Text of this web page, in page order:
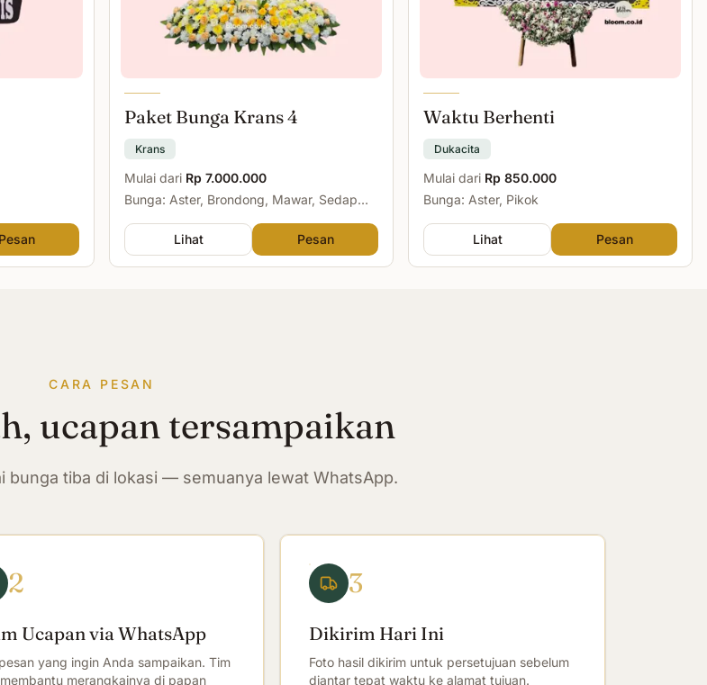
Pesan
Paket Bunga Krans 4
Krans
Mulai dari Rp 7.000.000
Bunga: Aster, Brondong, Mawar, Sedap
Lihat
Pesan
Waktu Berhenti
Dukacita
Mulai dari Rp 850.000
Bunga: Aster, Pikok
Lihat Pesan
CARA PESAN
ucapan tersampaikan
bunga tiba di lokasi — semuanya lewat WhatsApp.
2
Ucapan via WhatsApp
yang ingin Anda sampaikan. Tim
merangkainya di papan
3
Dikirim Hari Ini
Foto hasil dikirim untuk persetujuan sebelum
diantar tepat waktu ke alamat tujuan.